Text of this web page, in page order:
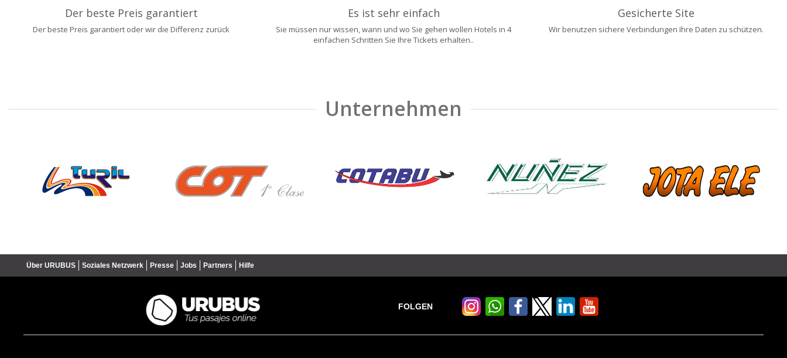
Der beste Preis garantiert
Der beste Preis garantiert oder wir die Differenz zurück
Es ist sehr einfach
Sie müssen nur wissen, wann und wo Sie gehen wollen Hotels in 4
einfachen Schritten Sie Ihre Tickets erhalten..
Gesicherte Site
Wir benutzen sichere Verbindungen Ihre Daten zu schützen.
Unternehmen
Über URUBUS Soziales Netzwerk Presse Jobs Partners Hilfe
FOLGEN